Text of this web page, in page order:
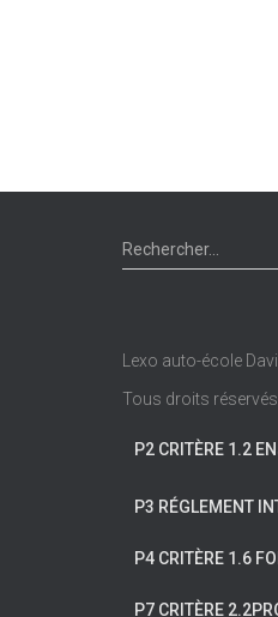
R
e
r
c
Rechercher…
Lexo auto-école
Tous droits réservés
P2 CRITÈRE 1.2
P3 RÉGLEMENT
P4 CRITÈRE 1.6
P7 CRITÈRE